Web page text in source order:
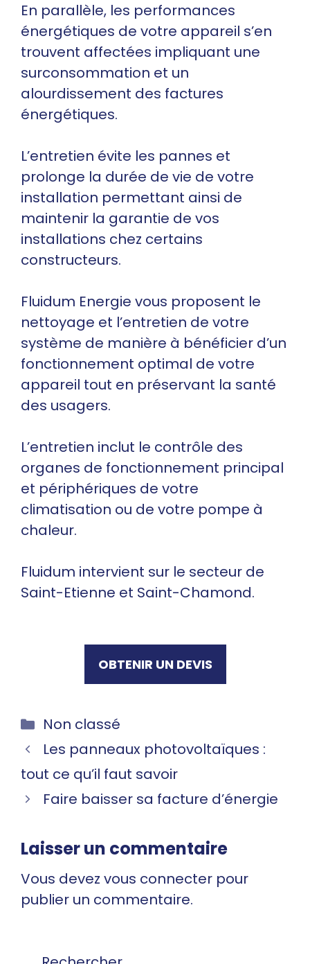
En parallèle, les performances
énergétiques de votre appareil s’en
trouvent affectées impliquant une
surconsommation et un
alourdissement des factures
énergétiques.
L’entretien évite les pannes et
prolonge la durée de vie de votre
installation permettant ainsi de
maintenir la garantie de vos
installations chez certains
constructeurs.
Fluidum Energie vous proposent le
nettoyage et l’entretien de votre
système de manière à bénéficier d’un
fonctionnement optimal de votre
appareil tout en préservant la santé
des usagers.
L’entretien inclut le contrôle des
organes de fonctionnement principal
et périphériques de votre
climatisation ou de votre pompe à
chaleur.
Fluidum intervient sur le secteur de
Saint-Etienne et Saint-Chamond.
OBTENIR UN DEVIS
Catégories
Non classé
Les panneaux photovoltaïques :
tout ce qu’il faut savoir
Faire baisser sa facture d’énergie
Laisser un commentaire
Vous devez vous connecter pour
publier un commentaire.